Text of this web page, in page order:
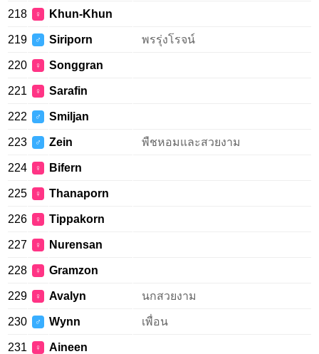
218 ♀ Khun-Khun
219 ♂ Siriporn พรรุ่งโรจน์
220 ♀ Songgran
221 ♀ Sarafin
222 ♂ Smiljan
223 ♂ Zein พืชหอมและสวยงาม
224 ♀ Bifern
225 ♀ Thanaporn
226 ♀ Tippakorn
227 ♀ Nurensan
228 ♀ Gramzon
229 ♀ Avalyn นกสวยงาม
230 ♂ Wynn เพื่อน
231 ♀ Aineen